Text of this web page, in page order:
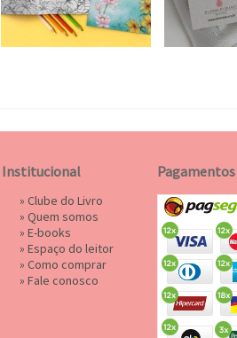
Institucional
» Clube do Livro
» Quem somos
» E-books
» Espaço do leitor
» Como comprar
» Fale conosco
Pagamentos